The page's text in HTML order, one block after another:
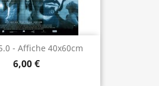
- Affiche 40x60cm
6,00 €